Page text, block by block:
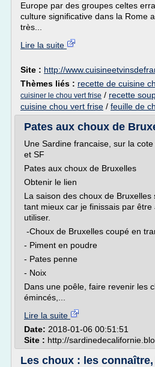
Europe par des groupes celtes
culture significative dans la Rome
très...
Lire la suite
Site : http://
Thèmes liés : recette de cuisine
cuisiner le chou vert frise / recette
cuisine chou vert frise / feuille de
Pates aux choux de
Une Sardine francaise, sur la
et SF
Pates aux choux de Bruxelles
Obtenir le lien
La saison des choux de
tant mieux car je finissais par
utiliser.
-Choux de Bruxelles coupé en
- Piment en poudre
- Pates penne
- Noix
Dans une poêle, faire revenir les
émincés,...
Lire la suite
Date: 2018-01-06 00:51:51
Site : http://
Les choux : les